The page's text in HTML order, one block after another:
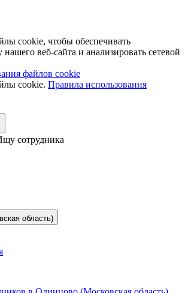
cookie, чтобы обеспечивать
веб-сайта и анализировать сетевой
файлов cookie
cookie. Правила использования
сотрудника
область)